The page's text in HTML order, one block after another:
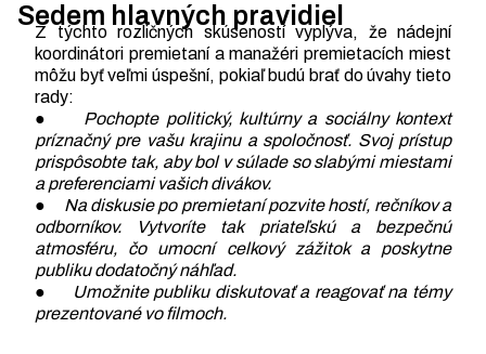
Sedem hlavných pravidiel
Z týchto rozličných skúseností vyplýva, že nádejní
koordinátori premietaní a manažéri premietacích miest
môžu byť veľmi úspešní, pokiaľ budú brať do úvahy tieto
rady:
● Pochopte politický, kultúrny a sociálny kontext
príznačný pre vašu krajinu a spoločnosť. Svoj prístup
prispôsobte tak, aby bol v súlade so slabými miestami
a preferenciami vašich divákov.
● Na diskusie po premietaní pozvite hostí, rečníkov a
odborníkov. Vytvoríte tak priateľskú a bezpečnú
atmosféru, čo umocní celkový zážitok a poskytne
publiku dodatočný náhľad.
●
Umožnite publiku diskutovať a reagovať na témy
prezentované vo filmoch.